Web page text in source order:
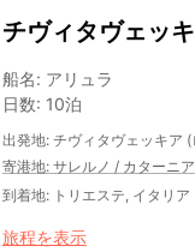
チヴィタヴェッ
船名: アリュラ
日数: 10泊
出発地: チヴィタヴェッキア
寄港地: サレルノ / カターニア
到着地: トリエステ, イタリア
旅程を表示